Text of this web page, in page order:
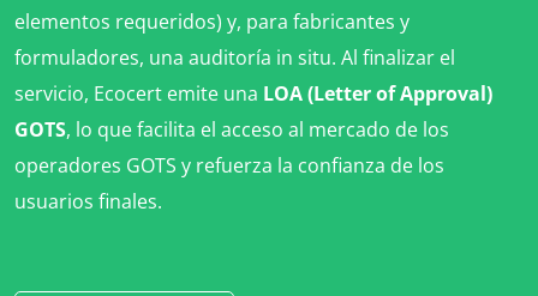
elementos requeridos) y, para fabricantes y
formuladores, una auditoría in situ. Al finalizar el
servicio, Ecocert emite una LOA (Letter of Approval)
GOTS, lo que facilita el acceso al mercado de los
operadores GOTS y refuerza la confianza de los
usuarios finales.